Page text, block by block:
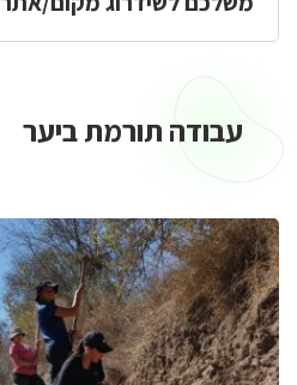
עבודהעבודה תורמת ביער